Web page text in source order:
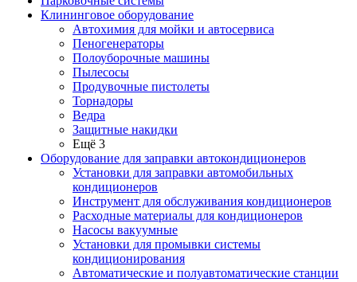
Клининговое оборудование
Автохимия для мойки и автосервиса
Пеногенераторы
Полоуборочные машины
Пылесосы
Продувочные пистолеты
Торнадоры
Ведра
Защитные накидки
Ещё 3
Оборудование для заправки автокондиционеров
Установки для заправки автомобильных
кондиционеров
Инструмент для обслуживания кондиционеров
Расходные материалы для кондиционеров
Насосы вакуумные
Установки для промывки системы
кондиционирования
Автоматические и полуавтоматические станции